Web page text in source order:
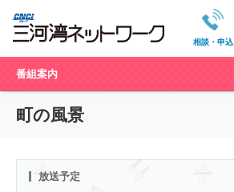
相談・申込
番組案内
町の風景
放送予定